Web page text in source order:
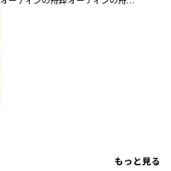
もっと見る